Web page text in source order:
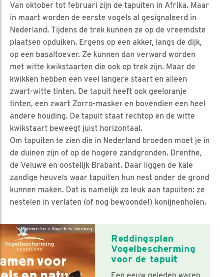
Van oktober tot februari zijn de tapuiten in Afrika. Maar
in maart worden de eerste vogels al gesignaleerd in
Nederland. Tijdens de trek kunnen ze op de vreemdste
plaatsen opduiken. Ergens op een akker, langs de dijk,
op een basaltoever. Ze kunnen dan verward worden
met witte kwikstaarten die ook op trek zijn. Maar de
kwikken hebben een veel langere staart en alleen
zwart-witte tinten. De tapuit heeft ook geeloranje
tinten, een zwart Zorro-masker en bovendien een heel
andere houding. De tapuit staat rechtop en de witte
kwikstaart beweegt juist horizontaal.
Om tapuiten te zien die in Nederland broeden moet je in
de duinen zijn of op de hogere zandgronden. Drenthe,
de Veluwe en oostelijk Brabant. Daar liggen de kale
zandige heuvels waar tapuiten hun nest onder de grond
kunnen maken. Dat is namelijk zo leuk aan tapuiten: ze
nestelen in verlaten (of nog bewoonde!) konijnenholen.
Medewerkers Vogelbescherming
Reddingsplan
Vogelbescherming
voor de tapuit